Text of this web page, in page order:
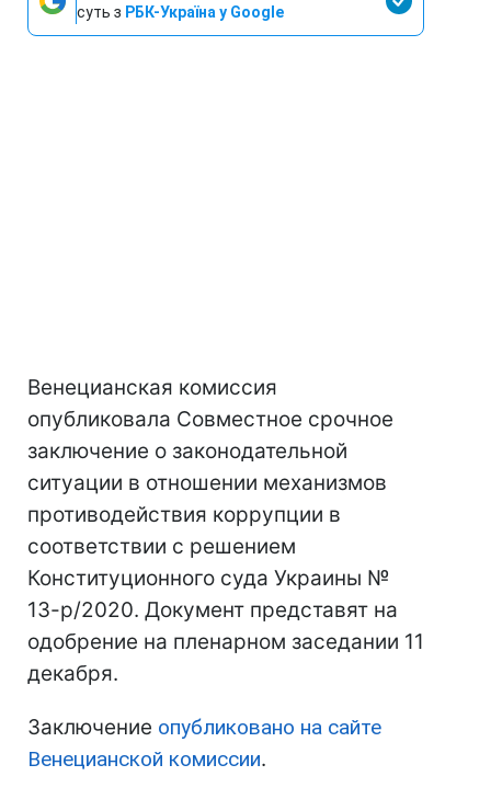
суть з РБК-Україна у Google
Венецианская комиссия
опубликовала Совместное срочное
заключение о законодательной
ситуации в отношении механизмов
противодействия коррупции в
соответствии с решением
Конституционного суда Украины №
13-р/2020. Документ представят на
одобрение на пленарном заседании 11
декабря.
Заключение опубликовано на сайте
Венецианской комиссии.